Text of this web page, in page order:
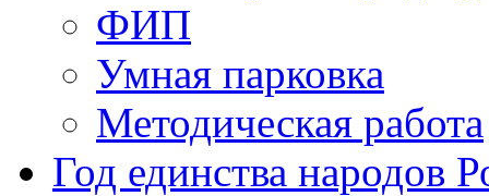
ФИП
Умная парковка
Методическая работа
Год единства народов